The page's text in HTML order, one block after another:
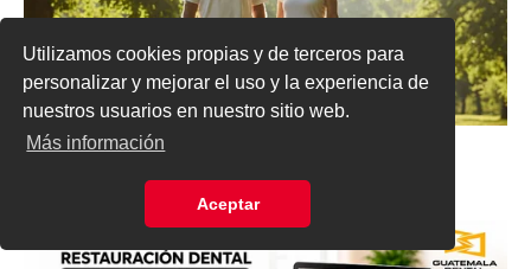
Utilizamos cookies propias y de terceros para
personalizar y mejorar el uso y la experiencia de
nuestros usuarios en nuestro sitio web.
Más información
Aceptar